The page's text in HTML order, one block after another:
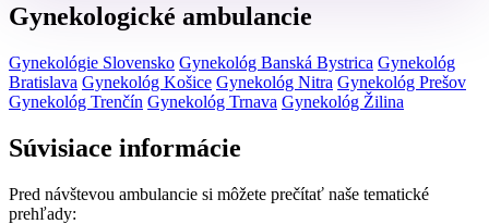
Gynekologické ambulancie
Gynekológie Slovensko Gynekológ Banská Bystrica Gynekológ
Bratislava Gynekológ Košice Gynekológ Nitra Gynekológ Prešov
Gynekológ Trenčín Gynekológ Trnava Gynekológ Žilina
Súvisiace informácie
Pred návštevou ambulancie si môžete prečítať naše tematické
prehľady: